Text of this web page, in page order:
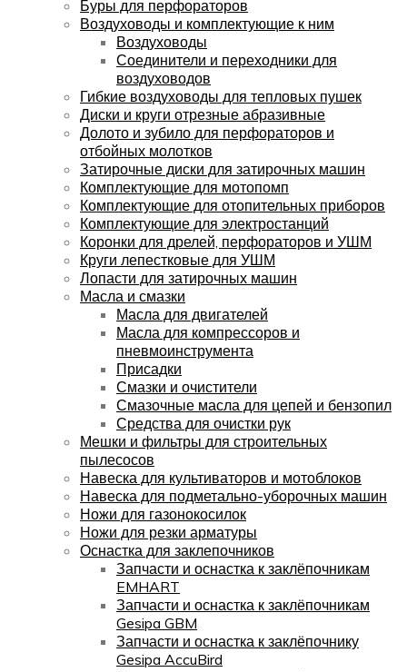
Буры для перфораторов
Воздуховоды и комплектующие к ним
Воздуховоды
Соединители и переходники для
воздуховодов
Гибкие воздуховоды для тепловых пушек
Диски и круги отрезные абразивные
Долото и зубило для перфораторов и
отбойных молотков
Затирочные диски для затирочных машин
Комплектующие для мотопомп
Комплектующие для отопительных приборов
Комплектующие для электростанций
Коронки для дрелей, перфораторов и УШМ
Круги лепестковые для УШМ
Лопасти для затирочных машин
Масла и смазки
Масла для двигателей
Масла для компрессоров и
пневмоинструмента
Присадки
Смазки и очистители
Смазочные масла для цепей и бензопил
Средства для очистки рук
Мешки и фильтры для строительных
пылесосов
Навеска для культиваторов и мотоблоков
Навеска для подметально-уборочных машин
Ножи для газонокосилок
Ножи для резки арматуры
Оснастка для заклепочников
Запчасти и оснастка к заклёпочникам
EMHART
Запчасти и оснастка к заклёпочникам
Gesipa GBM
Запчасти и оснастка к заклёпочнику
Gesipa AccuBird